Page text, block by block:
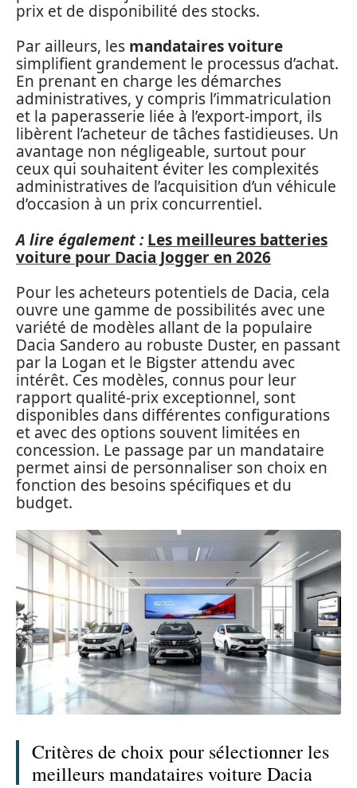
prix et de disponibilité des stocks.
Par ailleurs, les mandataires voiture
simplifient grandement le processus d’achat.
En prenant en charge les démarches
administratives, y compris l’immatriculation
et la paperasserie liée à l’export-import, ils
libèrent l’acheteur de tâches fastidieuses. Un
avantage non négligeable, surtout pour
ceux qui souhaitent éviter les complexités
administratives de l’acquisition d’un véhicule
d’occasion à un prix concurrentiel.
A lire également : Les meilleures batteries
voiture pour Dacia Jogger en 2026
Pour les acheteurs potentiels de Dacia, cela
ouvre une gamme de possibilités avec une
variété de modèles allant de la populaire
Dacia Sandero au robuste Duster, en passant
par la Logan et le Bigster attendu avec
intérêt. Ces modèles, connus pour leur
rapport qualité-prix exceptionnel, sont
disponibles dans différentes configurations
et avec des options souvent limitées en
concession. Le passage par un mandataire
permet ainsi de personnaliser son choix en
fonction des besoins spécifiques et du
budget.
Critères de choix pour sélectionner les
meilleurs mandataires voiture Dacia